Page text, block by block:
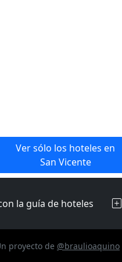
Ver sólo los hoteles en
San Vicente
la guía de hoteles
proyecto de @braulioaquino